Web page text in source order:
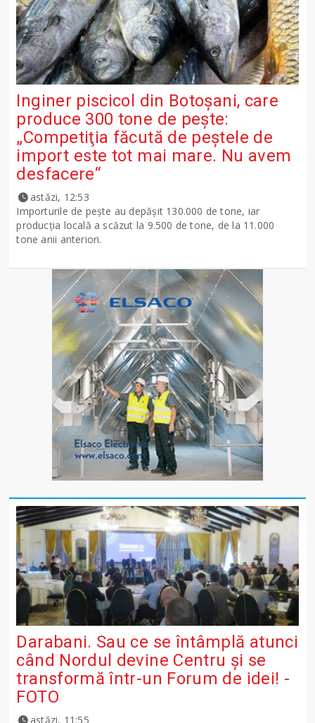
Inginer piscicol din Botoşani, care
produce 300 tone de peşte:
„Competiţia făcută de peştele de
import este tot mai mare. Nu avem
desfacere“
astăzi, 12:53
Importurile de peşte au depăşit 130.000 de tone, iar
producţia locală a scăzut la 9.500 de tone, de la 11.000
tone anii anteriori.
Darabani. Sau ce se întâmplă atunci
când Nordul devine Centru și se
transformă într-un Forum de idei! -
FOTO
astăzi, 11:55